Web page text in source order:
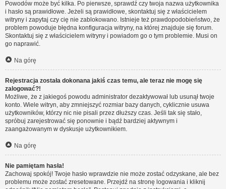
Powodów może być kilka. Po pierwsze, sprawdź czy twoja nazwa użytkownika
i hasło są prawidłowe. Jeżeli są prawidłowe, skontaktuj się z właścicielem
witryny i zapytaj czy cię nie zablokowano. Istnieje też prawdopodobieństwo, że
problem powoduje błędna konfiguracja witryny, na której znajduje się forum.
Skontaktuj się z właścicielem witryny i powiadom go o tym problemie. Musi on
go naprawić.
Na górę
Rejestracja została dokonana jakiś czas temu, ale teraz nie mogę się
zalogować?!
Możliwe, że z jakiegoś powodu administrator dezaktywował lub usunął twoje
konto. Wiele witryn, aby zmniejszyć rozmiar bazy danych, cyklicznie usuwa
użytkowników, którzy nic nie pisali przez dłuższy czas. Jeśli tak się stało,
spróbuj zarejestrować się ponownie i bądź bardziej aktywnym i
zaangażowanym w dyskusje użytkownikiem.
Na górę
Nie pamiętam hasła!
Zachowaj spokój! Twoje hasło wprawdzie nie może zostać odzyskane, ale bez
problemu może zostać zresetowane. Przejdź na stronę logowania i kliknij